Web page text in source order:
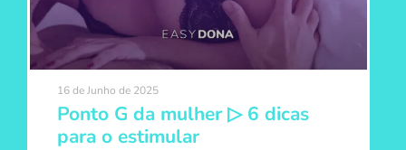
Ponto G da mulher ▷ 6 dicas
para o estimular
16 de Junho de 2025